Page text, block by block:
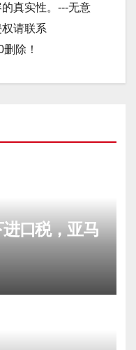
真实性。---无意
请联系
除！
口税，亚马